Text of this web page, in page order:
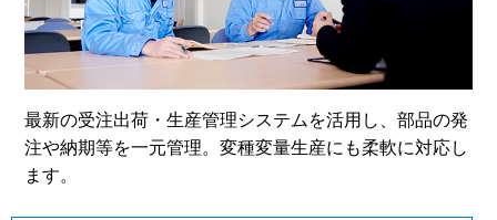
最新の受注出荷・生産管理システムを活用し、部品の発
注や納期等を一元管理。変種変量生産にも柔軟に対応し
ます。